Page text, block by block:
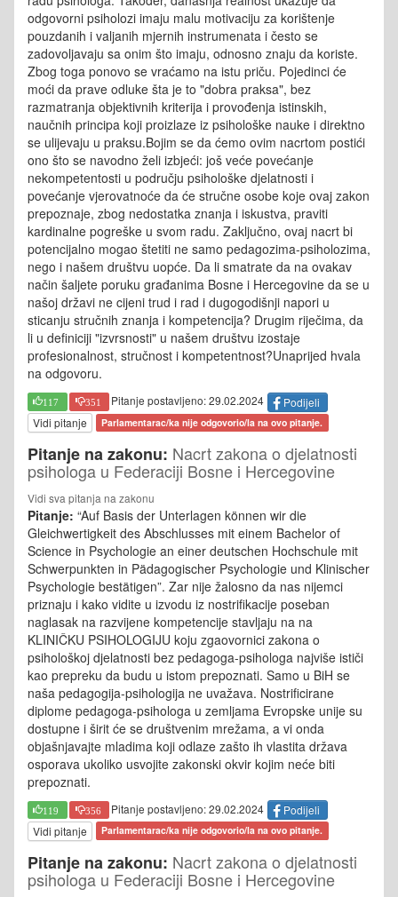
odgovorni psiholozi imaju malu motivaciju za korištenje
pouzdanih i valjanih mjernih instrumenata i često se
zadovoljavaju sa onim što imaju, odnosno znaju da koriste.
Zbog toga ponovo se vraćamo na istu priču. Pojedinci će
moći da prave odluke šta je to "dobra praksa", bez
razmatranja objektivnih kriterija i provođenja istinskih,
naučnih principa koji proizlaze iz psihološke nauke i direktno
se ulijevaju u praksu.Bojim se da ćemo ovim nacrtom postići
ono što se navodno želi izbjeći: još veće povećanje
nekompetentosti u području psihološke djelatnosti i
povećanje vjerovatnoće da će stručne osobe koje ovaj zakon
prepoznaje, zbog nedostatka znanja i iskustva, praviti
kardinalne pogreške u svom radu. Zaključno, ovaj nacrt bi
potencijalno mogao štetiti ne samo pedagozima-psiholozima,
nego i našem društvu uopće. Da li smatrate da na ovakav
način šaljete poruku građanima Bosne i Hercegovine da se u
našoj državi ne cijeni trud i rad i dugogodišnji napori u
sticanju stručnih znanja i kompetencija? Drugim riječima, da
li u definiciji "izvrsnosti" u našem društvu izostaje
profesionalnost, stručnost i kompetentnost?Unaprijed hvala
na odgovoru.
117 351 Pitanje postavljeno: 29.02.2024
Podijeli
Vidi pitanje
Parlamentarac/ka nije odgovorio/la na ovo pitanje.
Pitanje na zakonu: Nacrt zakona o djelatnosti
psihologa u Federaciji Bosne i Hercegovine
Vidi sva pitanja na zakonu
Pitanje: “Auf Basis der Unterlagen können wir die
Gleichwertigkeit des Abschlusses mit einem Bachelor of
Science in Psychologie an einer deutschen Hochschule mit
Schwerpunkten in Pädagogischer Psychologie und Klinischer
Psychologie bestätigen”. Zar nije žalosno da nas nijemci
priznaju i kako vidite u izvodu iz nostrifikacije poseban
naglasak na razvijene kompetencije stavljaju na na
KLINIČKU PSIHOLOGIJU koju zgaovornici zakona o
psihološkoj djelatnosti bez pedagoga-psihologa najviše ističi
kao prepreku da budu u istom prepoznati. Samo u BiH se
naša pedagogija-psihologija ne uvažava. Nostrificirane
diplome pedagoga-psihologa u zemljama Evropske unije su
dostupne i širit će se društvenim mrežama, a vi onda
objašnjavajte mladima koji odlaze zašto ih vlastita država
osporava ukoliko usvojite zakonski okvir kojim neće biti
prepoznati.
119 356 Pitanje postavljeno: 29.02.2024
Podijeli
Vidi pitanje
Parlamentarac/ka nije odgovorio/la na ovo pitanje.
Pitanje na zakonu: Nacrt zakona o djelatnosti
psihologa u Federaciji Bosne i Hercegovine